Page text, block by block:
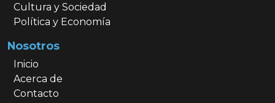
Cultura y Sociedad
Política y Economía
Nosotros
Inicio
Acerca de
Contacto